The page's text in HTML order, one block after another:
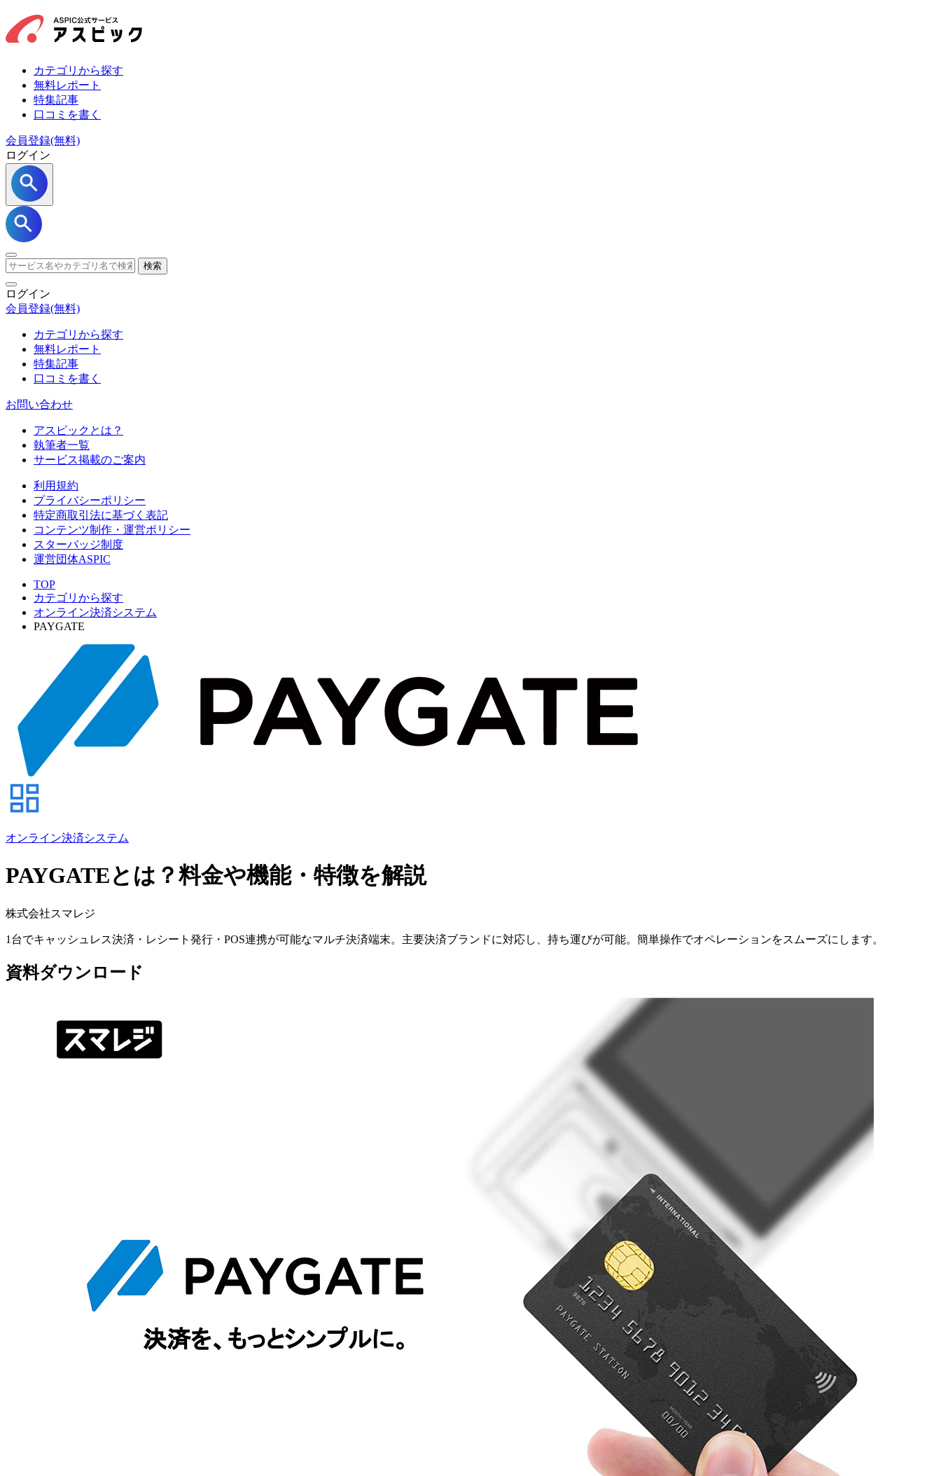
カテゴリから探す
無料レポート
特集記事
口コミを書く
会員登録(無料)
ログイン
検索
ログイン
会員登録(無料)
カテゴリから探す
無料レポート
特集記事
口コミを書く
お問い合わせ
アスピックとは？
執筆者一覧
サービス掲載のご案内
利用規約
プライバシーポリシー
特定商取引法に基づく表記
コンテンツ制作・運営ポリシー
スターバッジ制度
運営団体ASPIC
TOP
カテゴリから探す
オンライン決済システム
PAYGATE
オンライン決済システム
PAYGATEとは？料金や機能・特徴を解説
株式会社スマレジ
1台でキャッシュレス決済・レシート発行・POS連携が可能なマルチ決済端末。主要決済ブランドに対応し、持ち運びが可能。簡単操作でオペレーションをスムーズにします。
資料ダウンロード